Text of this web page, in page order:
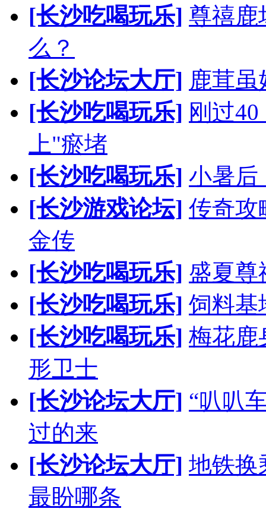
[长沙吃喝玩乐] 尊禧鹿
么？
[长沙论坛大厅] 鹿茸
[长沙吃喝玩乐] 刚过
上"瘀堵
[长沙吃喝玩乐] 小暑后
[长沙游戏论坛] 传奇攻
金传
[长沙吃喝玩乐] 盛夏尊
[长沙吃喝玩乐] 饲料基
[长沙吃喝玩乐] 梅花鹿
形卫士
[长沙论坛大厅] “叭叭
过的来
[长沙论坛大厅] 地铁换
最盼哪条